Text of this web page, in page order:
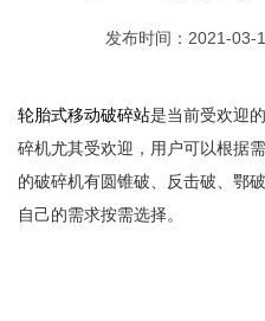
发布时间：2021-03-
轮胎式移动破碎站是当前受欢迎
碎机尤其受欢迎，用户可以根据
的破碎机有圆锥破、反击破、鄂
自己的需求按需选择。